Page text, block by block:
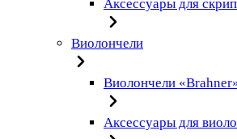
Аксессуары для
Виолончели
Виолончели
Аксессуары для